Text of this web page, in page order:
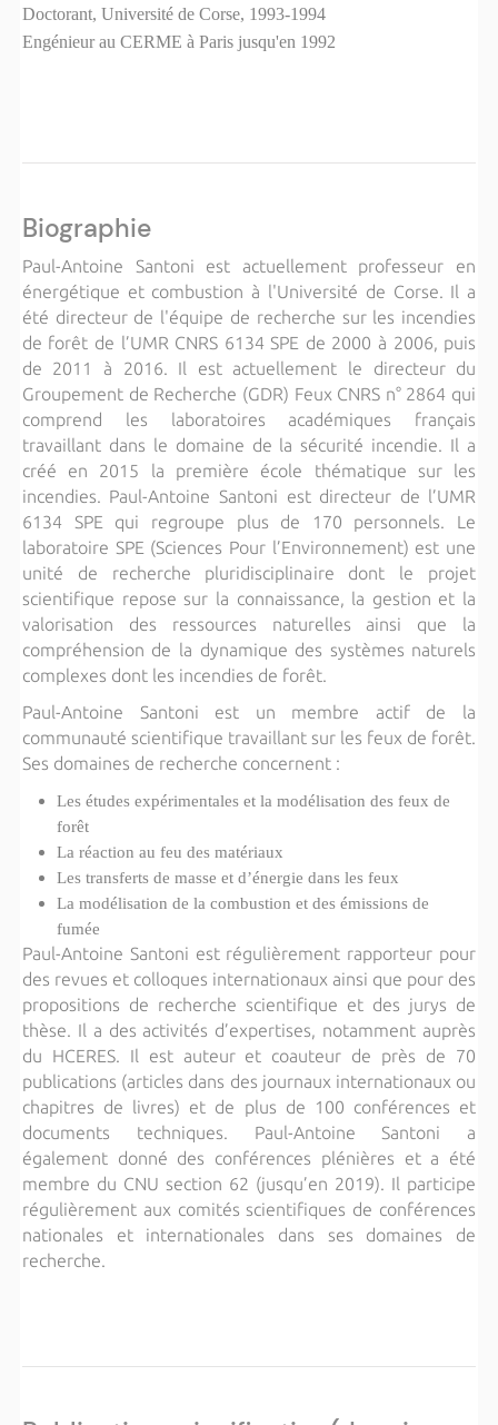
Doctorant, Université de Corse, 1993-1994
Engénieur au CERME à Paris jusqu'en 1992
Biographie
Paul-Antoine Santoni est actuellement professeur en
énergétique et combustion à l'Université de Corse. Il a
été directeur de l'équipe de recherche sur les incendies
de forêt de l’UMR CNRS 6134 SPE de 2000 à 2006, puis
de 2011 à 2016. Il est actuellement le directeur du
Groupement de Recherche (GDR) Feux CNRS n° 2864 qui
comprend les laboratoires académiques français
travaillant dans le domaine de la sécurité incendie. Il a
créé en 2015 la première école thématique sur les
incendies. Paul-Antoine Santoni est directeur de l’UMR
6134 SPE qui regroupe plus de 170 personnels. Le
laboratoire SPE (Sciences Pour l’Environnement) est une
unité de recherche pluridisciplinaire dont le projet
scientifique repose sur la connaissance, la gestion et la
valorisation des ressources naturelles ainsi que la
compréhension de la dynamique des systèmes naturels
complexes dont les incendies de forêt.
Paul-Antoine Santoni est un membre actif de la
communauté scientifique travaillant sur les feux de forêt.
Ses domaines de recherche concernent :
Les études expérimentales et la modélisation des feux de
forêt
La réaction au feu des matériaux
Les transferts de masse et d’énergie dans les feux
La modélisation de la combustion et des émissions de
fumée
Paul-Antoine Santoni est régulièrement rapporteur pour
des revues et colloques internationaux ainsi que pour des
propositions de recherche scientifique et des jurys de
thèse. Il a des activités d’expertises, notamment auprès
du HCERES. Il est auteur et coauteur de près de 70
publications (articles dans des journaux internationaux ou
chapitres de livres) et de plus de 100 conférences et
documents techniques. Paul-Antoine Santoni a
également donné des conférences plénières et a été
membre du CNU section 62 (jusqu’en 2019). Il participe
régulièrement aux comités scientifiques de conférences
nationales et internationales dans ses domaines de
recherche.